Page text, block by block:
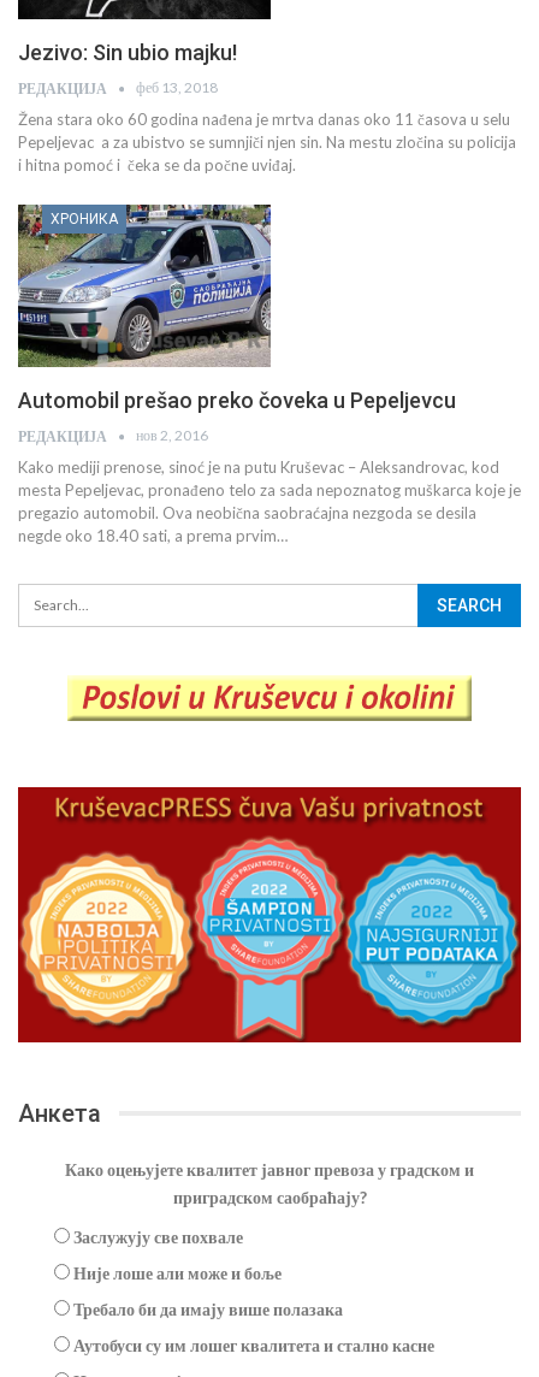
Jezivo: Sin ubio majku!
РЕДАКЦИЈА феб 13, 2018
Žena stara oko 60 godina nađena je mrtva danas oko 11 časova u selu
Pepeljevac a za ubistvo se sumnjiči njen sin. Na mestu zločina su policija
i hitna pomoć i čeka se da počne uviđaj.
ХРОНИКА
Automobil prešao preko čoveka u Pepeljevcu
РЕДАКЦИЈА нов 2, 2016
Kako mediji prenose, sinoć je na putu Kruševac – Aleksandrovac, kod
mesta Pepeljevac, pronađeno telo za sada nepoznatog muškarca koje je
pregazio automobil. Ova neobična saobraćajna nezgoda se desila
negde oko 18.40 sati, a prema prvim…
Анкета
Како оцењујете квалитет јавног превоза у градском и
приградском саобраћају?
Заслужују све похвале
Није лоше али може и боље
Требало би да имају више полазака
Аутобуси су им лошег квалитета и стално касне